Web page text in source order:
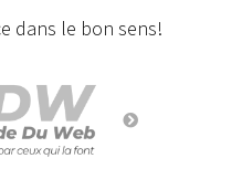
dans le bon sens!